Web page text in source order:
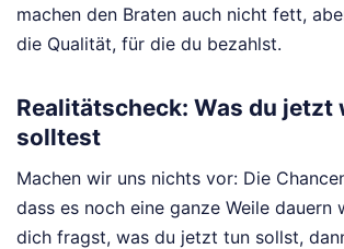
machen den Braten auch nicht fett,
die Qualität, für die du bezahlst.
Realitätscheck: Was du
solltest
Machen wir uns nichts vor: Die
dass es noch eine ganze Weile dauern
dich fragst, was du jetzt tun sollst,